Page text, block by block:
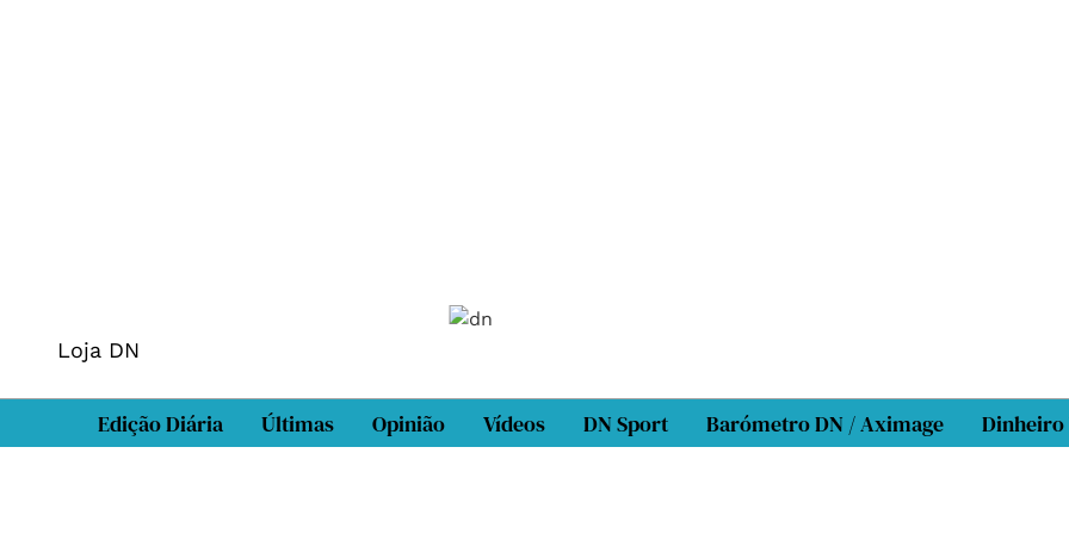
Loja DN
Edição Diária Últimas Opinião Vídeos DN Sport Barómetro DN / Aximage Dinheiro